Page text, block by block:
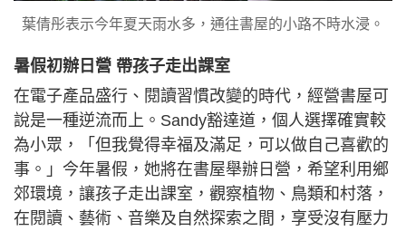
葉倩彤表示今年夏天雨水多，通往書屋的小路不時水浸。
暑假初辦日營 帶孩子走出課室
在電子產品盛行、閱讀習慣改變的時代，經營書屋可
說是一種逆流而上。Sandy豁達道，個人選擇確實較
為小眾，「但我覺得幸福及滿足，可以做自己喜歡的
事。」今年暑假，她將在書屋舉辦日營，希望利用鄉
郊環境，讓孩子走出課室，觀察植物、鳥類和村落，
在閱讀、藝術、音樂及自然探索之間，享受沒有壓力